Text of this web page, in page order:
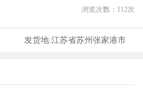
浏览次数： 112次
发货地:江苏省苏州张家港市